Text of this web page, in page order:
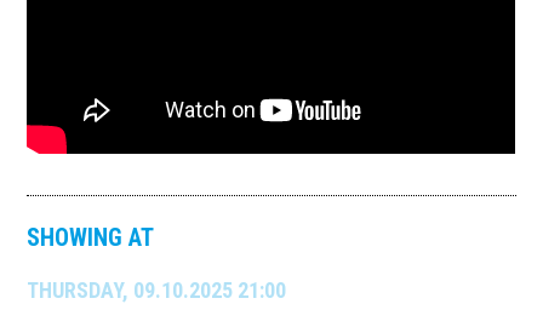
SHOWING AT
THURSDAY, 09.10.2025 21:00